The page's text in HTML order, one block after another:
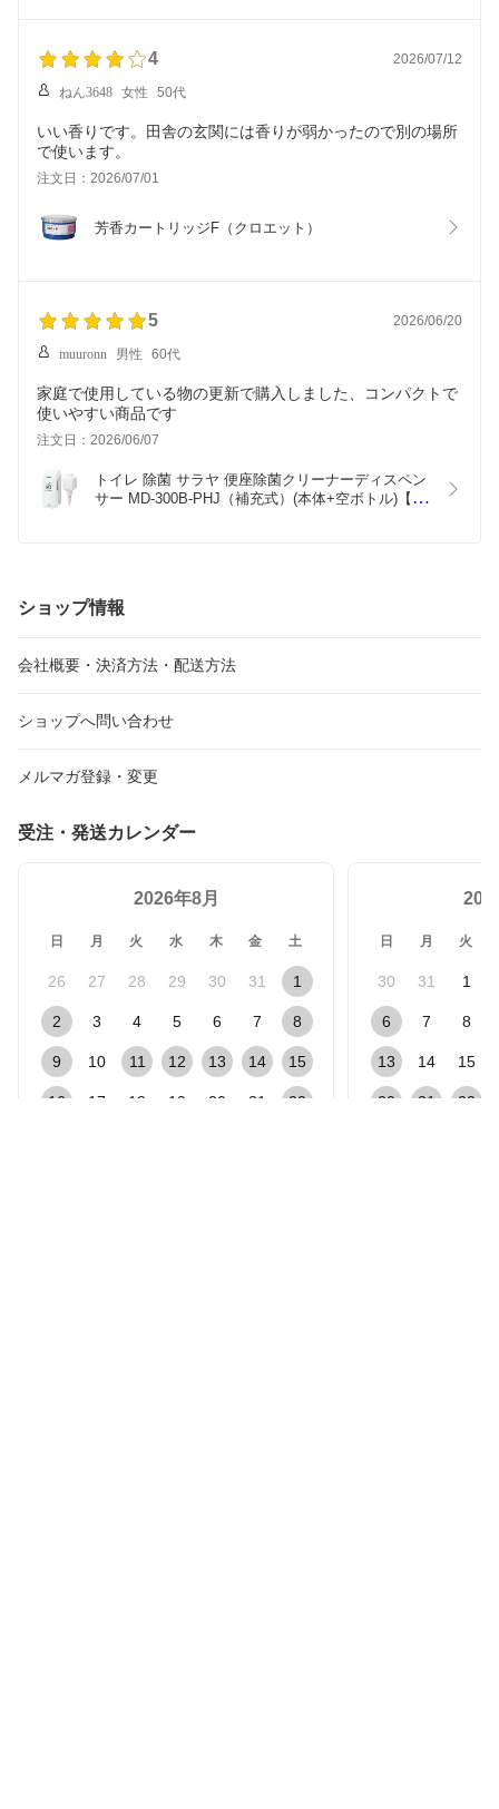
4 2026/07/12
ねん3648 女性 50代
いい香りです。田舎の玄関には香りが弱かったので別の場所
で使います。
注文日：2026/07/01
芳香カートリッジF（クロエット）
5 2026/06/20
muuronn 男性 60代
家庭で使用している物の更新で購入しました、コンパクトで
使いやすい商品です
注文日：2026/06/07
トイレ 除菌 サラヤ 便座除菌クリーナーディスペン
サー MD-300B-PHJ（補充式）(本体+空ボトル)【液
ショップ情報
会社概要・決済方法・配送方法
ショップへ問い合わせ
メルマガ登録・変更
受注・発送カレンダー
2026年8月
日 月 火 水 木 金 土
26 27 28 29 30 31 1
2 3 4 5 6 7 8
9 10 11 12 13 14 15
16 17 18 19 20 21 22
日 月 火
30 31 1
6 7 8
13 14 15
20 21 22